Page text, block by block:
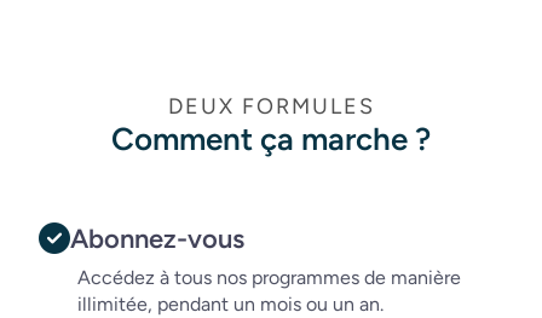
DEUX FORMULES
Comment ça marche ?
Abonnez-vous
Accédez à tous nos programmes de manière
illimitée, pendant un mois ou un an.